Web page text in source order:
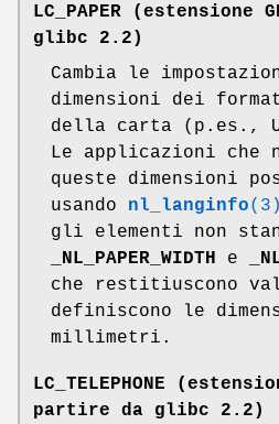
LC_PAPER (estensione
glibc 2.2)
Cambia le
dimensioni dei
della carta (p.es.,
Le applicazioni che
queste dimensioni
usando nl_langinfo(3)
gli elementi non
_NL_PAPER_WIDTH
e
che restitiuscono
definiscono le
millimetri.
LC_TELEPHONE
partire da glibc 2.2)